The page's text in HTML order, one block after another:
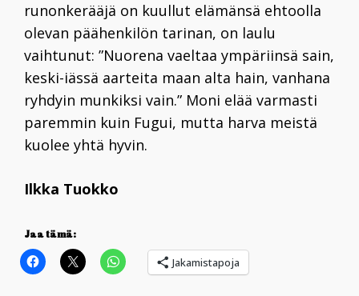
runonkerääjä on kuullut elämänsä ehtoolla
olevan päähenkilön tarinan, on laulu
vaihtunut: ”Nuorena vaeltaa ympäriinsä sain,
keski-iässä aarteita maan alta hain, vanhana
ryhdyin munkiksi vain.” Moni elää varmasti
paremmin kuin Fugui, mutta harva meistä
kuolee yhtä hyvin.
Ilkka Tuokko
Jaa tämä:
Jakamistapoja